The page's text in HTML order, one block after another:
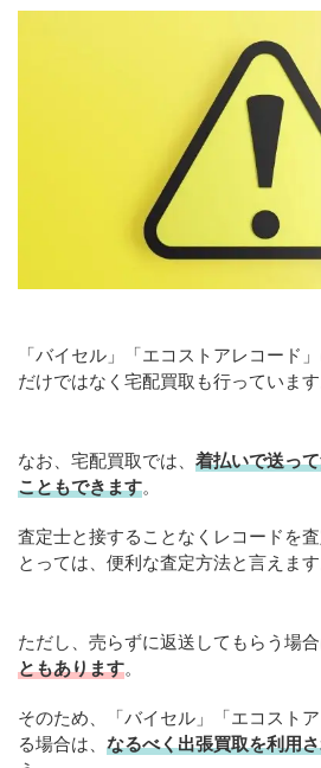
「バイセル」「エコストアレコード
だけではなく宅配買取も行っています
なお、宅配買取では、 着払いで送っ
こともできます。
査定士と接することなくレコードを
とっては、便利な査定方法と言えます
ただし、売らずに返送してもらう場合
ともあります。
そのため、「バイセル」「エコスト
る場合は、 なるべく出張買取を利用